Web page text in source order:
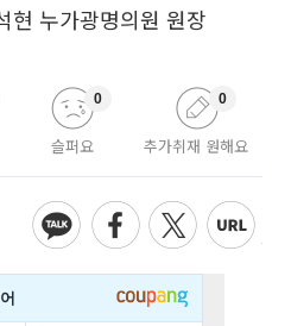
현 누가광명의원 원장
슬퍼요
0
추가취재 원해요
0